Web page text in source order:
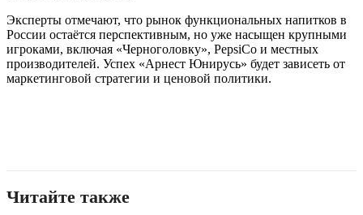
Эксперты отмечают, что рынок функциональных напитков в
России остаётся перспективным, но уже насыщен крупными
игроками, включая «Черноголовку», PepsiCo и местных
производителей. Успех «Арнест Юнирусь» будет зависеть от
маркетинговой стратегии и ценовой политики.
Читайте также